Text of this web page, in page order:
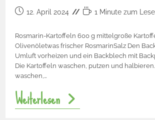
12. April 2024 1 Minute zum
Rosmarin-Kartoffeln 600 g mittelgroße
Olivenöletwas frischer RosmarinSalz Den
Umluft vorheizen und ein Backblech mit
Die Kartoffeln waschen, putzen und
waschen,…
Weiterlesen